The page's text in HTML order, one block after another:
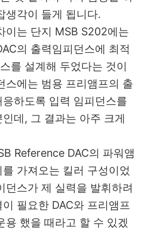
생각이 들게 됩니다.
이는 단지 MSB S202에는
의 출력임피던스에 최적
를 설계해 두었다는 것이
스에는 범용 프리앰프의 출
하도록 입력 임피던스를
데, 그 결과는 아주 크게
Reference DAC의 파워앰
가져오는 킬러 구성이었
던스가 제 실력을 발휘하려
필요한 DAC와 프리앰프
용 했을 때라고 할 수 있겠